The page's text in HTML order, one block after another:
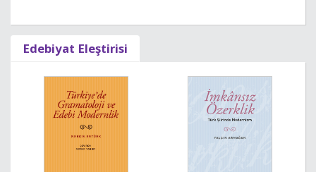
Edebiyat Eleştirisi